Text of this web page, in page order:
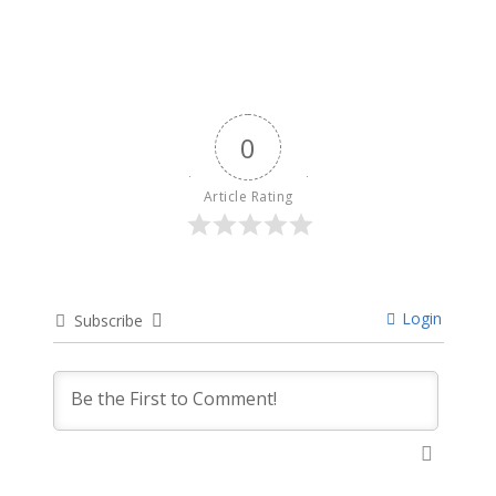
0
Article Rating
Subscribe Login